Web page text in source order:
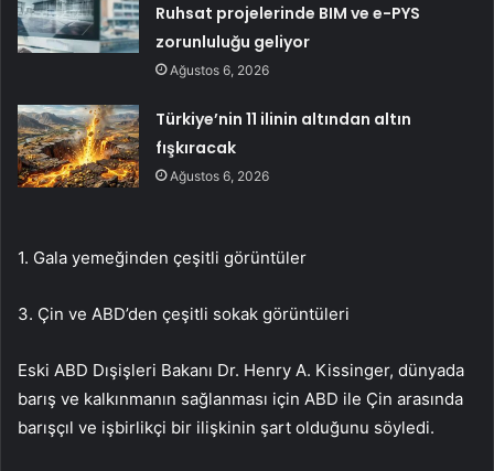
Ruhsat projelerinde BIM ve e-PYS
zorunluluğu geliyor
Ağustos 6, 2026
Türkiye’nin 11 ilinin altından altın
fışkıracak
Ağustos 6, 2026
1. Gala yemeğinden çeşitli görüntüler
3. Çin ve ABD’den çeşitli sokak görüntüleri
Eski ABD Dışişleri Bakanı Dr. Henry A. Kissinger, dünyada
barış ve kalkınmanın sağlanması için ABD ile Çin arasında
barışçıl ve işbirlikçi bir ilişkinin şart olduğunu söyledi.